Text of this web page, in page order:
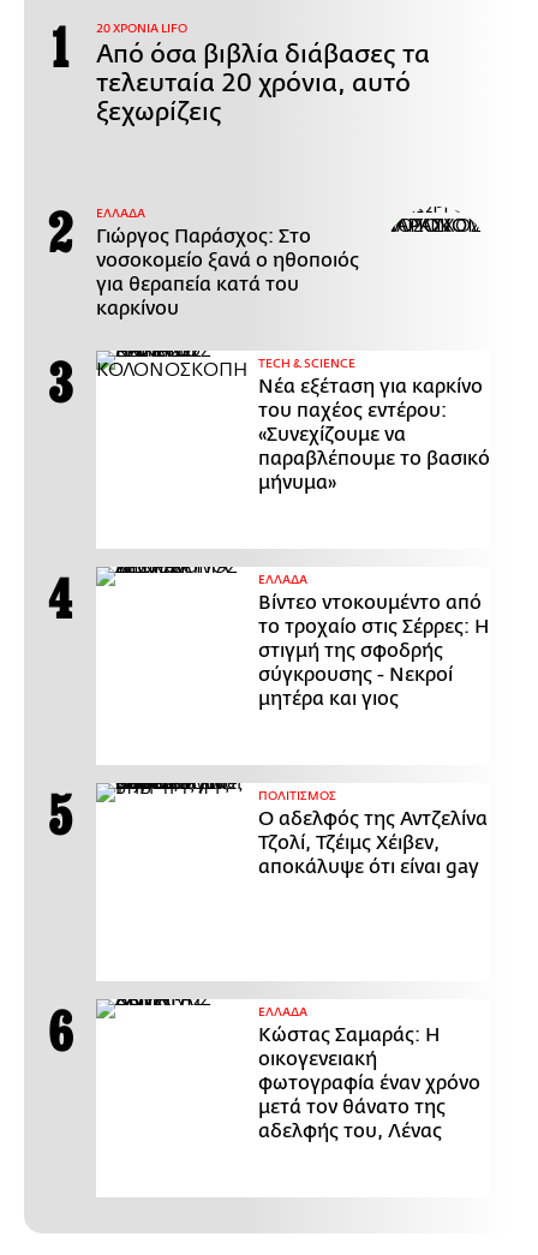
20 ΧΡΟΝΙΑ LIFO
Από όσα βιβλία διάβασες τα
τελευταία 20 χρόνια, αυτό
ξεχωρίζεις
ΕΛΛΑΔΑ
Γιώργος Παράσχος: Στο
νοσοκομείο ξανά ο ηθοποιός
για θεραπεία κατά του
καρκίνου
ΤECH & SCIENCE
Νέα εξέταση για καρκίνο
του παχέος εντέρου:
«Συνεχίζουμε να
παραβλέπουμε το βασικό
μήνυμα»
ΕΛΛΑΔΑ
Βίντεο ντοκουμέντο από
το τροχαίο στις Σέρρες: Η
στιγμή της σφοδρής
σύγκρουσης - Νεκροί
μητέρα και γιος
ΠΟΛΙΤΙΣΜΟΣ
Ο αδελφός της Αντζελίνα
Τζολί, Τζέιμς Χέιβεν,
αποκάλυψε ότι είναι gay
ΕΛΛΑΔΑ
Κώστας Σαμαράς: Η
οικογενειακή
φωτογραφία έναν χρόνο
μετά τον θάνατο της
αδελφής του, Λένας